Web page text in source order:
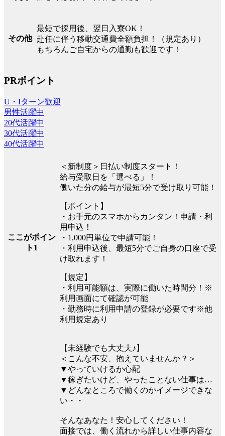
その他
最短で採用後、翌日入寮OK！
赴任に伴う移動交通費全額負担！（規定あり）
もちろんご自宅からの通勤も歓迎です！
PRポイント
U・Iターン歓迎
男性活躍中
20代活躍中
30代活躍中
40代活躍中
ここがポイン
ト1
＜新制度＞日払い制度スタート！
給与受取日を「選べる」！
働いた分の給与が最短5分で受け取り可能！
【ポイント】
・お手元のスマホからカンタン！申請・利
用申込！
・1,000円単位で申請可能！
・利用申込後、最短5分でご自身の口座で受
け取れます！
【規定】
・利用可能額は、実際に働いた時間分！※
利用画面にて確認が可能
・勤務時に利用申請の登録が必要です※他
利用規定あり
【未経験でも大丈夫♪】
＜こんな不安、抱えていませんか？＞
▼やっていけるか心配
▼稼ぎたいけど、やったことない仕事は…
▼どんなところで働くのかイメージできな
い・・
そんなあなた！安心してください！
面接では、働く流れから詳しい仕事内容な